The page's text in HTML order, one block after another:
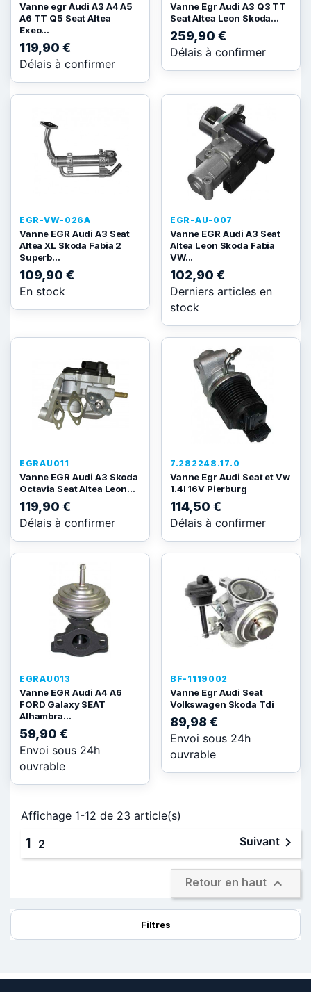
Vanne egr Audi A3 A4 A5
A6 TT Q5 Seat Altea
Exeo...
119,90 €
Délais à confirmer
Vanne Egr Audi A3 Q3 TT
Seat Altea Leon Skoda...
259,90 €
Délais à confirmer
EGR-VW-026A
Vanne EGR Audi A3 Seat
Altea XL Skoda Fabia 2
Superb...
109,90 €
En stock
EGR-AU-007
Vanne EGR Audi A3 Seat
Altea Leon Skoda Fabia
VW...
102,90 €
Derniers articles en
stock
EGRAU011
Vanne EGR Audi A3 Skoda
Octavia Seat Altea Leon...
119,90 €
Délais à confirmer
7.282248.17.0
Vanne Egr Audi Seat et Vw
1.4l 16V Pierburg
114,50 €
Délais à confirmer
EGRAU013
Vanne EGR Audi A4 A6
FORD Galaxy SEAT
Alhambra...
59,90 €
Envoi sous 24h
ouvrable
BF-1119002
Vanne Egr Audi Seat
Volkswagen Skoda Tdi
89,98 €
Envoi sous 24h
ouvrable
Affichage 1-12 de 23 article(s)
1 2 Suivant 
Retour en haut 
Filtres